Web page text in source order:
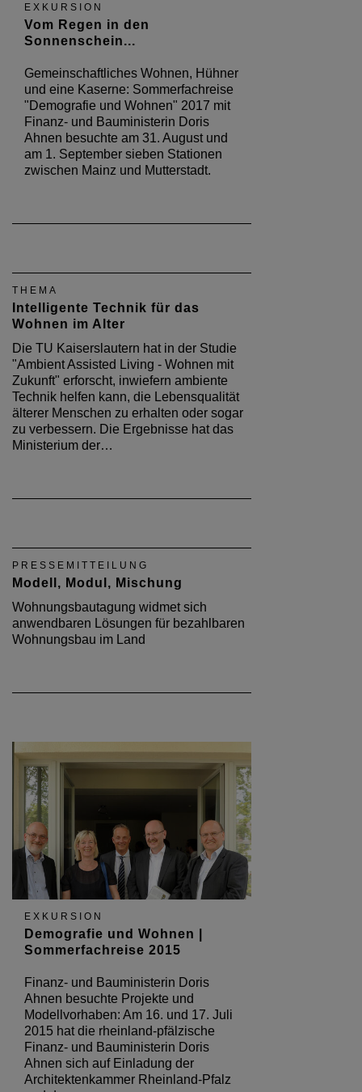
EXKURSION
Vom Regen in den
Sonnenschein...
Gemeinschaftliches Wohnen, Hühner
und eine Kaserne: Sommerfachreise
"Demografie und Wohnen" 2017 mit
Finanz- und Bauministerin Doris
Ahnen besuchte am 31. August und
am 1. September sieben Stationen
zwischen Mainz und Mutterstadt.
THEMA
Intelligente Technik für das
Wohnen im Alter
Die TU Kaiserslautern hat in der Studie
"Ambient Assisted Living - Wohnen mit
Zukunft" erforscht, inwiefern ambiente
Technik helfen kann, die Lebensqualität
älterer Menschen zu erhalten oder sogar
zu verbessern. Die Ergebnisse hat das
Ministerium der…
PRESSEMITTEILUNG
Modell, Modul, Mischung
Wohnungsbautagung widmet sich
anwendbaren Lösungen für bezahlbaren
Wohnungsbau im Land
EXKURSION
Demografie und Wohnen |
Sommerfachreise 2015
Finanz- und Bauministerin Doris
Ahnen besuchte Projekte und
Modellvorhaben: Am 16. und 17. Juli
2015 hat die rheinland-pfälzische
Finanz- und Bauministerin Doris
Ahnen sich auf Einladung der
Architektenkammer Rheinland-Pfalz